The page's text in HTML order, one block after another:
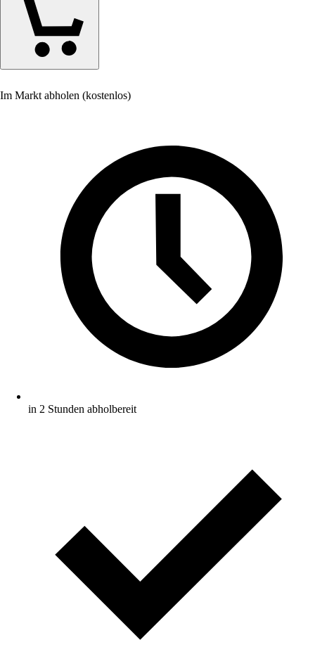
Im Markt abholen (kostenlos)
in 2 Stunden abholbereit